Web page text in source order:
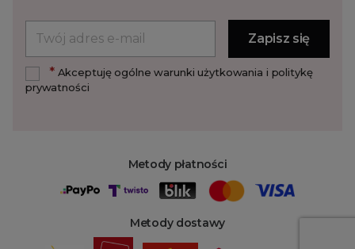
Metody płatności
Metody dostawy
*Akceptuję ogólne warunki użytkowania i politykę
prywatności